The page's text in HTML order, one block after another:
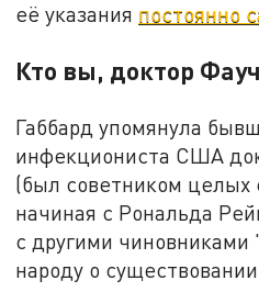
её указания постоянно
Кто вы, доктор
Габбард упомянула
инфекциониста США
(был советником целых
начиная с Рональда
с другими чиновниками
народу о